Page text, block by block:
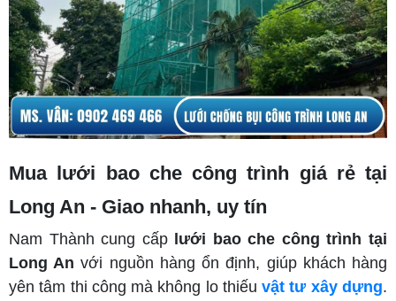
Mua lưới bao che công trình giá rẻ tại
Long An - Giao nhanh, uy tín
Nam Thành cung cấp
lưới bao che công trình tại
Long An với nguồn hàng ổn định, giúp khách hàng
yên tâm thi công mà không lo thiếuvật tư xây dựng.